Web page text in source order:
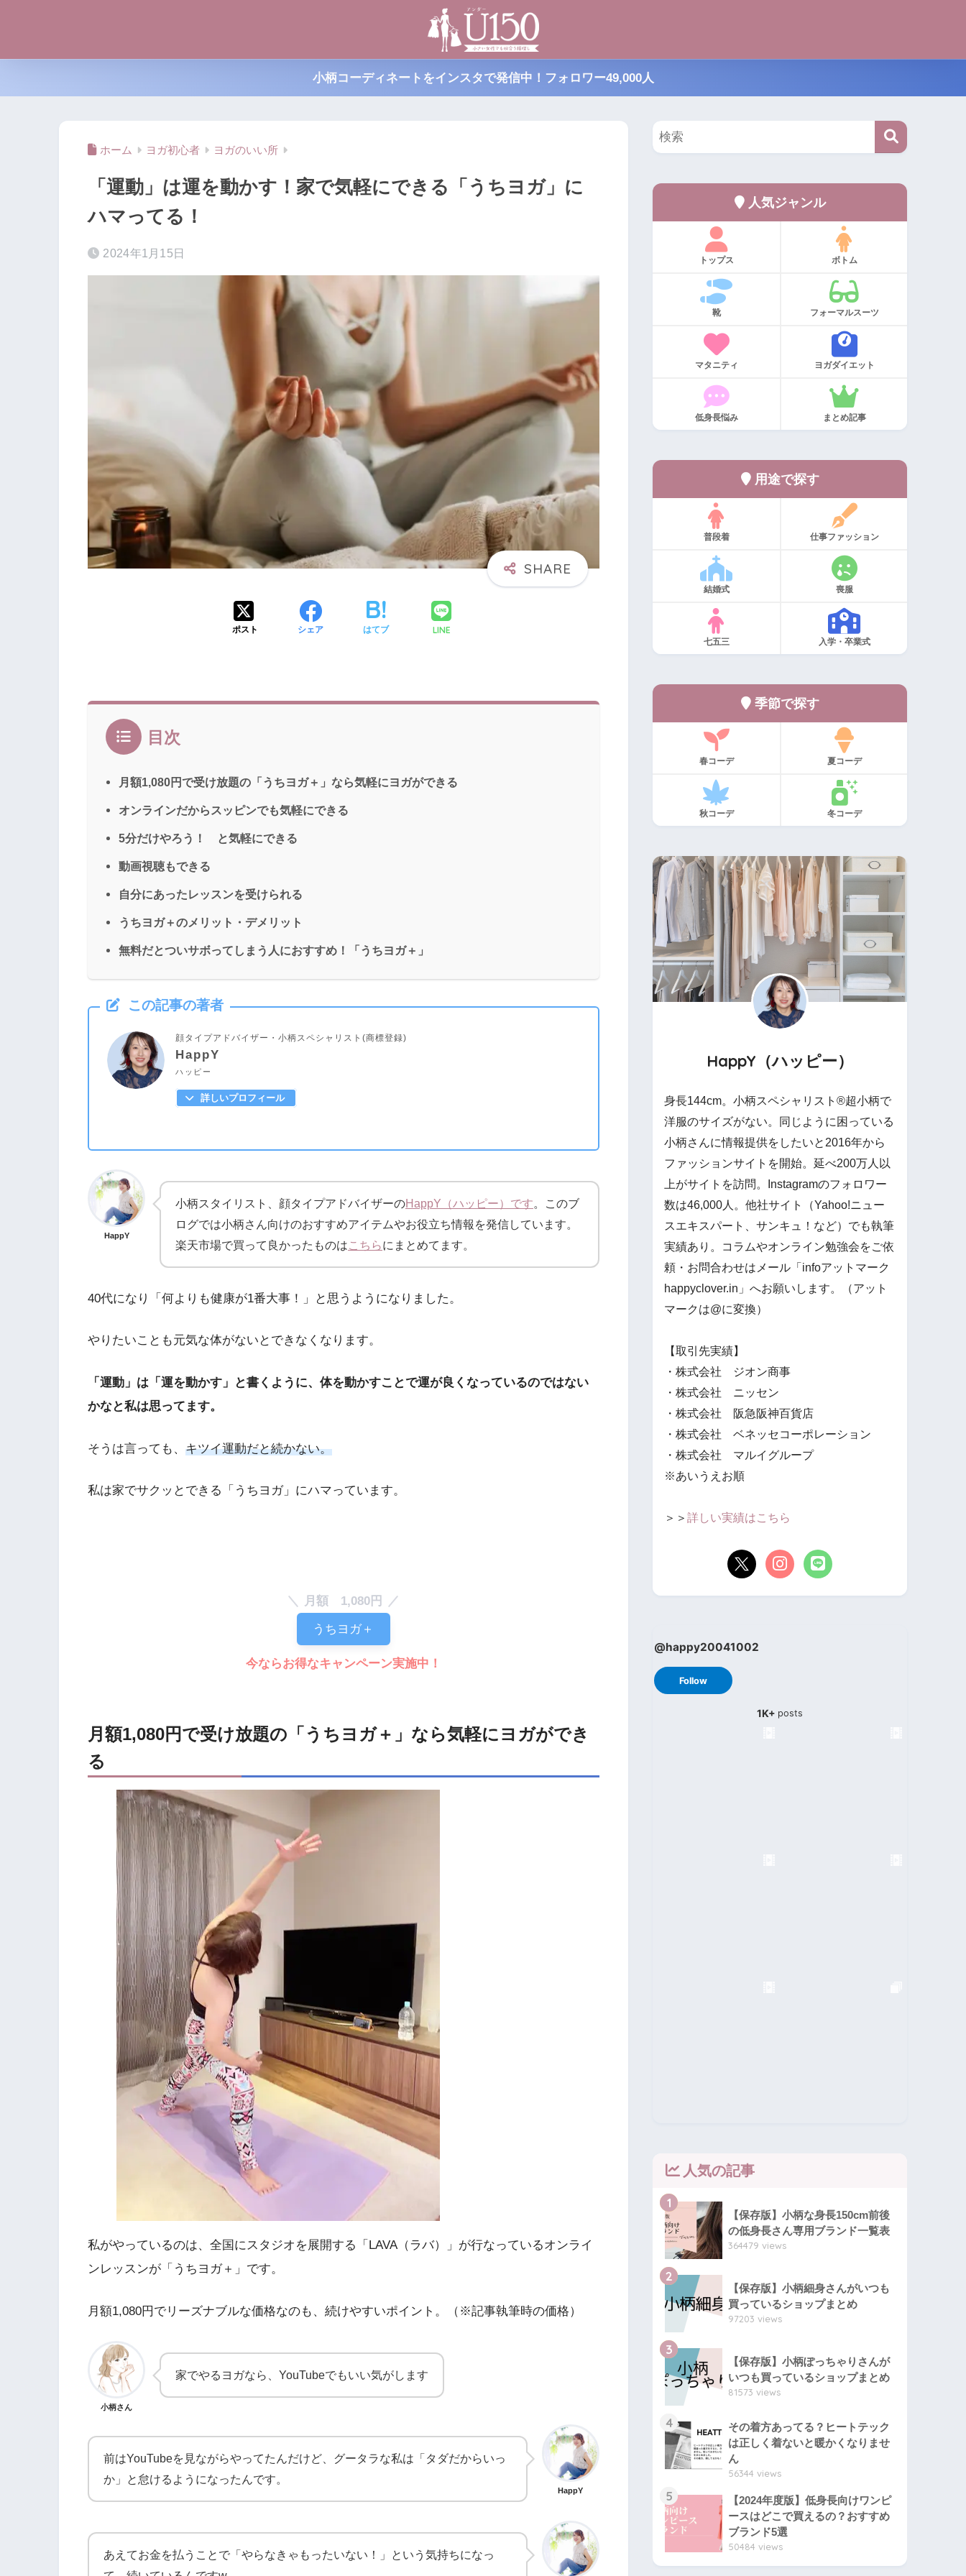
小柄コーディネートをインスタで発信中！フォロワー49,000人
ホーム ヨガ初心者 ヨガのいい所
「運動」は運を動かす！家で気軽にできる「うちヨガ」に
ハマってる！
2024年1月15日
ポスト シェア はてブ LINE
目次
月額1,080円で受け放題の「うちヨガ＋」なら気軽にヨガができる
オンラインだからスッピンでも気軽にできる
5分だけやろう！ と気軽にできる
動画視聴もできる
自分にあったレッスンを受けられる
うちヨガ＋のメリット・デメリット
無料だとついサボってしまう人におすすめ！「うちヨガ＋」
この記事の著者
顔タイプアドバイザー・小柄スペシャリスト(商標登録)
HappY
ハッピー
詳しいプロフィール
HappY
小柄スタイリスト、顔タイプアドバイザーのHappY（ハッピー）です。このブ
ログでは小柄さん向けのおすすめアイテムやお役立ち情報を発信しています。
楽天市場で買って良かったものはこちらにまとめてます。
40代になり「何よりも健康が1番大事！」と思うようになりました。
やりたいことも元気な体がないとできなくなります。
「運動」は「運を動かす」と書くように、体を動かすことで運が良くなっているのではない
かなと私は思ってます。
そうは言っても、 キツイ運動だと続かない。
私は家でサクッとできる「うちヨガ」にハマっています。
月額 1,080円
うちヨガ＋
今ならお得なキャンペーン実施中！
月額1,080円で受け放題の「うちヨガ＋」なら気軽にヨガができ
る
私がやっているのは、全国にスタジオを展開する「LAVA（ラバ）」が行なっているオンライ
ンレッスンが「うちヨガ＋」です。
月額1,080円でリーズナブルな価格なのも、続けやすいポイント。（※記事執筆時の価格）
小柄さん
家でやるヨガなら、YouTubeでもいい気がします
HappY
前はYouTubeを見ながらやってたんだけど、グータラな私は「タダだからいっ
か」と怠けるようになったんです。
あえてお金を払うことで「やらなきゃもったいない！」という気持ちになっ
人気ジャンル
トップス ボトム
靴 フォーマルスーツ
マタニティ ヨガダイエット
低身長悩み まとめ記事
用途で探す
普段着 仕事ファッション
結婚式 喪服
七五三 入学・卒業式
季節で探す
春コーデ 夏コーデ
秋コーデ 冬コーデ
HappY（ハッピー）
身長144cm。小柄スペシャリスト®︎超小柄で
洋服のサイズがない。同じように困っている
小柄さんに情報提供をしたいと2016年から
ファッションサイトを開始。延べ200万人以
上がサイトを訪問。Instagramのフォロワー
数は46,000人。他社サイト（Yahoo!ニュー
スエキスパート、サンキュ！など）でも執筆
実績あり。コラムやオンライン勉強会をご依
頼・お問合わせはメール「infoアットマーク
happyclover.in」へお願いします。（アット
マークは@に変換）
【取引先実績】
・株式会社 ジオン商事
・株式会社 ニッセン
・株式会社 阪急阪神百貨店
・株式会社 ベネッセコーポレーション
・株式会社 マルイグループ
※あいうえお順
＞＞ 詳しい実績はこちら
人気の記事
1
【保存版】小柄な身長150cm前後
の低身長さん専用ブランド一覧表
364479 views
2
【保存版】小柄細身さんがいつも
買っているショップまとめ
97203 views
3
【保存版】小柄ぽっちゃりさんが
いつも買っているショップまとめ
81573 views
4
その着方あってる？ヒートテック
は正しく着ないと暖かくなりませ
ん
56344 views
5
【2024年度版】低身長向けワンピ
ースはどこで買えるの？おすすめ
ブランド5選
50484 views